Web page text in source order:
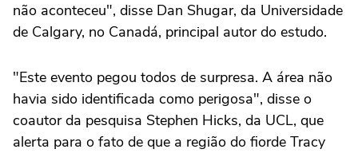
não aconteceu", disse Dan Shugar, da Universidade
de Calgary, no Canadá, principal autor do estudo.
"Este evento pegou todos de surpresa. A área não
havia sido identificada como perigosa", disse o
coautor da pesquisa Stephen Hicks, da UCL, que
alerta para o fato de que a região do fiorde Tracy